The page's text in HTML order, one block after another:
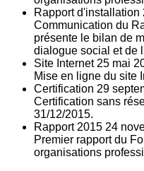
Rapport d'installation
Communication du
présente le bilan de
dialogue social et de
Site Internet 25 mai
Mise en ligne du site
Certification 29
Certification sans
31/12/2015.
Rapport 2015 24
Premier rapport du
organisations